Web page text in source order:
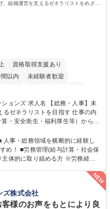
組織運営を支えるゼネラリストをめざせ
資格取得支援あり
以内
未経験者歓迎
給 土日祝休み 寮・社宅あり
務・人事】未
ラリストを目指す 仕事の内
・安全衛生・福利厚生等）からお
育業務へ守備範囲を広げ、組織運
与
全衛生、健康経営推進等をお任せ
ど、幅広く経験を積んでいただき
るため、ご経験が浅くても安心！
す。 募集職種 【総
運営を支えるゼネラリストを目
事・総務領域を横断的に経験し
・社会保
主体的に取り組める方 ※労務経験
可】■人事、労務、採用、教育業務
険手続き・勤怠管理など）の経験
ズ株式会社
様のお声をもとにより良